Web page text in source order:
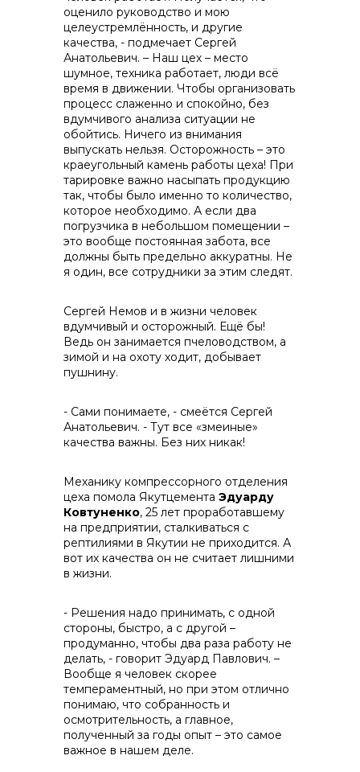
оценило руководство и мою
целеустремлённость, и другие
качества, - подмечает Сергей
Анатольевич. – Наш цех – место
шумное, техника работает, люди всё
время в движении. Чтобы организовать
процесс слаженно и спокойно, без
вдумчивого анализа ситуации не
обойтись. Ничего из внимания
выпускать нельзя. Осторожность – это
краеугольный камень работы цеха! При
тарировке важно насыпать продукцию
так, чтобы было именно то количество,
которое необходимо. А если два
погрузчика в небольшом помещении –
это вообще постоянная забота, все
должны быть предельно аккуратны. Не
я один, все сотрудники за этим следят.
Сергей Немов и в жизни человек
вдумчивый и осторожный. Ещё бы!
Ведь он занимается пчеловодством, а
зимой и на охоту ходит, добывает
пушнину.
- Сами понимаете, - смеётся Сергей
Анатольевич. - Тут все «змеиные»
качества важны. Без них никак!
Механику компрессорного отделения
цеха помола Якутцемента Эдуарду
Ковтуненко, 25 лет проработавшему
на предприятии, сталкиваться с
рептилиями в Якутии не приходится. А
вот их качества он не считает лишними
в жизни.
- Решения надо принимать, с одной
стороны, быстро, а с другой –
продуманно, чтобы два раза работу не
делать, - говорит Эдуард Павлович. –
Вообще я человек скорее
темпераментный, но при этом отлично
понимаю, что собранность и
осмотрительность, а главное,
полученный за годы опыт – это самое
важное в нашем деле.